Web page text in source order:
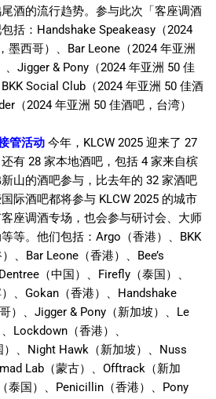
酒的流行趋势。参与此次「客座调酒
括：Handshake Speakeasy（2024
墨西哥）、Bar Leone（2024 年亚洲
、Jigger & Pony（2024 年亚洲 50 佳
Social Club（2024 年亚洲 50 佳酒
（2024 年亚洲 50 佳酒吧，台湾）
管活动 今年，KLCW 2025 迎来了 27
有 28 家本地酒吧，包括 4 家来自槟
山的酒吧参与，比去年的 32 家酒吧
际酒吧都将参与 KLCW 2025 的城市
座调酒专场，也会参与研讨会、大师
等。他们包括：Argo（香港）、BKK
、Bar Leone（香港）、Bee’s
（中国）、Firefly（泰国）、
、Gokan（香港）、Handshake
）、Jigger & Pony（新加坡）、Le
Lockdown（香港）、
）、Night Hawk（新加坡）、Nuss
Lab（蒙古）、Offtrack（新加
泰国）、Penicillin（香港）、Pony